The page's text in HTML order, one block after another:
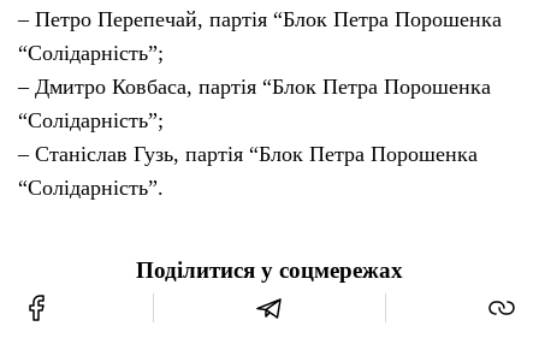
– Петро Перепечай, партія “Блок Петра Порошенка
“Солідарність”;
– Дмитро Ковбаса, партія “Блок Петра Порошенка
“Солідарність”;
– Станіслав Гузь, партія “Блок Петра Порошенка
“Солідарність”.
Поділитися у соцмережах